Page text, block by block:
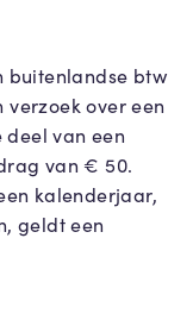
buitenlandse btw
over een
van een
van € 50.
kalenderjaar,
geldt een